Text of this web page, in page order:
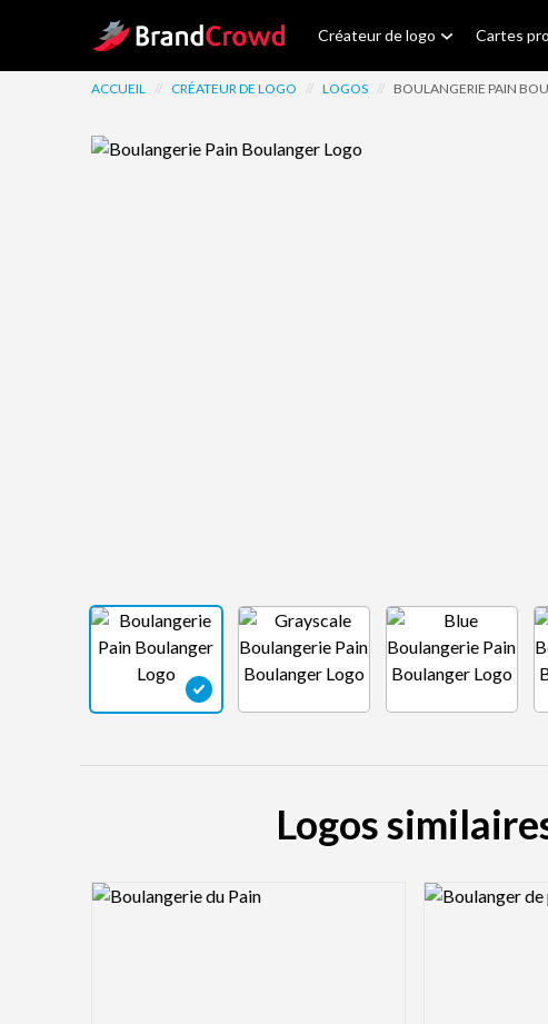
Site Logo Créateur de logo Cartes
ACCUEIL // CRÉATEUR DE LOGO // LOGOS // BOULANGERIE PAIN
Logos
Logo Preview Image Logo Preview